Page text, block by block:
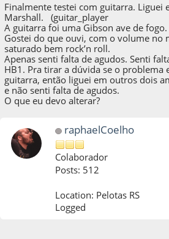
Finalmente testei com guitarra. Liguei
Marshall. (guitar_player
A guitarra foi uma Gibson ave de fogo.
Gostei do que ouvi, com o volume no
saturado bem rock’n roll.
Apenas senti falta de agudos. Senti
HB1. Pra tirar a dúvida se o problema
guitarra, então liguei em outros dois
e não senti falta de agudos.
O que eu devo alterar?
raphaelCoelho
Colaborador
Posts: 512
Location: Pelotas RS
Logged